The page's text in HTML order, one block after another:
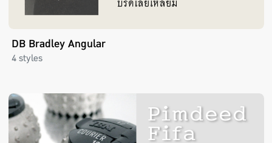
DB Bradley Angular
4 styles